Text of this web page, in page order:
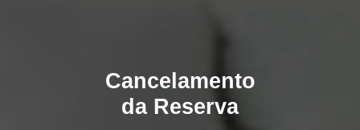
Cancelamento
da Reserva